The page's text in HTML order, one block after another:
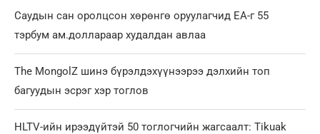
Саудын сан оролцсон хөрөнгө оруулагчид EA-г 55
тэрбум ам.доллараар худалдан авлаа
The MongolZ шинэ бүрэлдэхүүнээрээ дэлхийн топ
багуудын эсрэг хэр тоглов
HLTV-ийн ирээдүйтэй 50 тоглогчийн жагсаалт: Tikuak